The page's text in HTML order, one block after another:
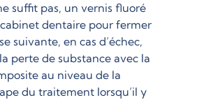
suffit pas, un vernis fluoré
dentaire pour fermer
suivante, en cas d’échec,
perte de substance avec la
au niveau de la
du traitement lorsqu’il y